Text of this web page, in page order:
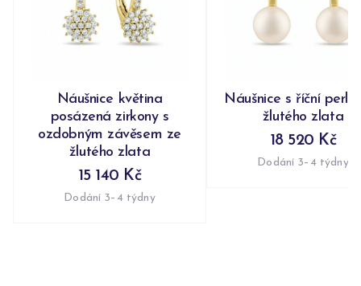
Náušnice květina
posázená zirkony s
ozdobným závěsem ze
žlutého zlata
15 140 Kč
Dodání 3–4 týdny
Náušnice s říční
žlutého zlata
18 520 Kč
Dodání 3–4 týdny